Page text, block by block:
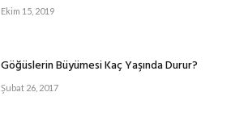
Ekim 15, 2019
Göğüslerin Büyümesi Kaç Yaşında Durur?
Şubat 26, 2017